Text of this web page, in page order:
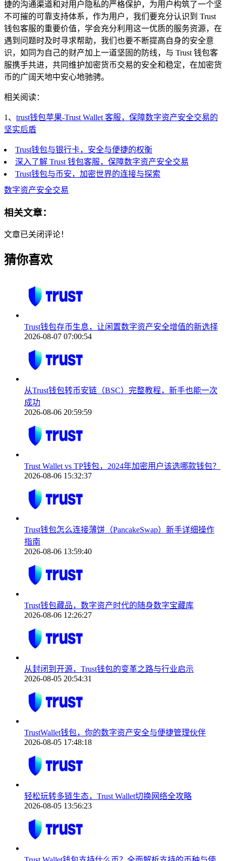
捷的沟通渠道和对用户隐私的严格保护，为用户构筑了一个坚
不可摧的可靠支持体系，作为用户，我们要充分认识到 Trust
钱包客服的重要价值，学会充分利用这一优质的服务资源，在
遇到问题时及时寻求帮助，我们也要不断提高自身的安全意
识，如同为自己的财产加上一道坚固的防线，与 Trust 钱包客
服携手共进，共同维护加密货币交易的安全和稳定，在加密货
币的广阔天地中安心地驰骋。
相关阅读：
1、 trust钱包苹果-Trust Wallet 客服，保障数字资产安全交易的
坚实后盾
Trust钱包与银行卡，安全与便捷的权衡
深入了解 Trust 钱包客服，保障数字资产安全交易
Trust钱包与币安，加密世界的连接与探索
数字资产安全交易
相关文章：
文章已关闭评论！
猜你喜欢
Trust钱包存币生息，让闲置数字资产安全增值的新选择
2026-08-07 07:00:54
从Trust钱包转币安链（BSC）完整教程，新手也能一次
成功
2026-08-06 20:59:59
Trust Wallet vs TP钱包，2024年加密用户该选哪款钱包？
2026-08-06 15:32:37
Trust钱包怎么连接薄饼（PancakeSwap）新手详细操作
指南
2026-08-06 13:59:40
Trust钱包藏品，数字资产时代的随身数字宝藏库
2026-08-06 12:26:27
从封闭到开源，Trust钱包的变革之路与行业启示
2026-08-05 20:54:31
TrustWallet钱包，你的数字资产安全与便捷管理伙伴
2026-08-05 17:48:18
轻松玩转多链生态，Trust Wallet切换网络全攻略
2026-08-05 13:56:23